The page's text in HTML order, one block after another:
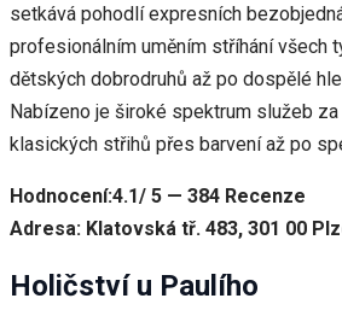
setkává pohodlí expresních
profesionálním uměním stříhání všech
dětských dobrodruhů až po dospělé
Nabízeno je široké spektrum služeb za
klasických střihů přes barvení až po
Hodnocení:4.1/ 5 — 384 Recenze
Adresa: Klatovská tř. 483, 301 00
Holičství u Paulího